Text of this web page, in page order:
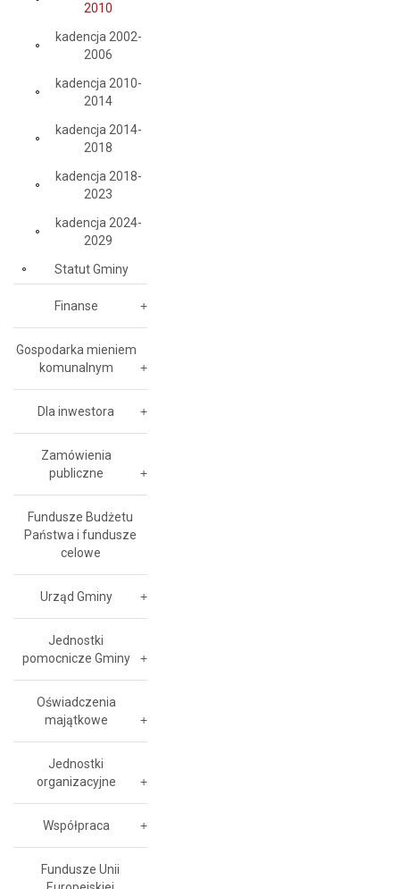
2010
kadencja 2002-
2006
kadencja 2010-
2014
kadencja 2014-
2018
kadencja 2018-
2023
kadencja 2024-
2029
Statut Gminy
Finanse
Gospodarka mieniem
komunalnym
Dla inwestora
Zamówienia
publiczne
Fundusze Budżetu
Państwa i fundusze
celowe
Urząd Gminy
Jednostki
pomocnicze Gminy
Oświadczenia
majątkowe
Jednostki
organizacyjne
Współpraca
Fundusze Unii